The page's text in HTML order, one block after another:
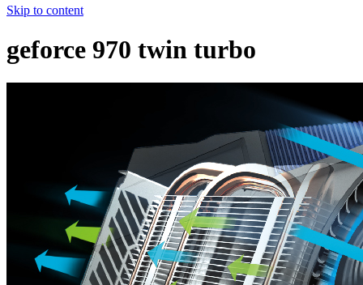
Skip to content
geforce 970 twin turbo